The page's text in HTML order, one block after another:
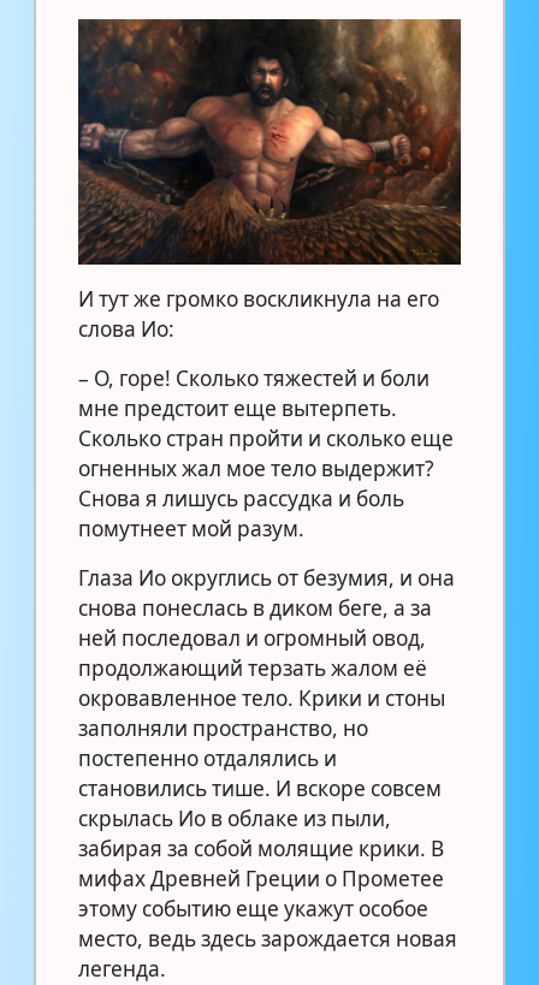
И тут же громко воскликнула на его
слова Ио:
– О, горе! Сколько тяжестей и боли
мне предстоит еще вытерпеть.
Сколько стран пройти и сколько еще
огненных жал мое тело выдержит?
Снова я лишусь рассудка и боль
помутнеет мой разум.
Глаза Ио округлись от безумия, и она
снова понеслась в диком беге, а за
ней последовал и огромный овод,
продолжающий терзать жалом её
окровавленное тело. Крики и стоны
заполняли пространство, но
постепенно отдалялись и
становились тише. И вскоре совсем
скрылась Ио в облаке из пыли,
забирая за собой молящие крики. В
мифах Древней Греции о Прометее
этому событию еще укажут особое
место, ведь здесь зарождается новая
легенда.